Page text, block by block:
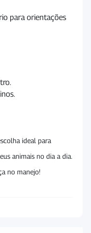
para orientações
ideal para
animais no dia a dia.
no manejo!